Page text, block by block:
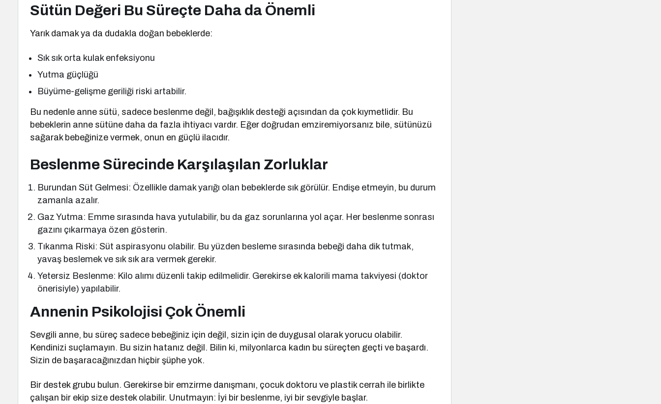
Sütün Değeri Bu Süreçte Daha da Önemli
Yarık damak ya da dudakla doğan bebeklerde:
Sık sık orta kulak enfeksiyonu
Yutma güçlüğü
Büyüme-gelişme geriliği riski artabilir.
Bu nedenle anne sütü, sadece beslenme değil, bağışıklık desteği açısından da çok kıymetlidir. Bu
bebeklerin anne sütüne daha da fazla ihtiyacı vardır. Eğer doğrudan emziremiyorsanız bile, sütünüzü
sağarak bebeğinize vermek, onun en güçlü ilacıdır.
Beslenme Sürecinde Karşılaşılan Zorluklar
Burundan Süt Gelmesi: Özellikle damak yarığı olan bebeklerde sık görülür. Endişe etmeyin, bu durum
zamanla azalır.
Gaz Yutma: Emme sırasında hava yutulabilir, bu da gaz sorunlarına yol açar. Her beslenme sonrası
gazını çıkarmaya özen gösterin.
Tıkanma Riski: Süt aspirasyonu olabilir. Bu yüzden besleme sırasında bebeği daha dik tutmak,
yavaş beslemek ve sık sık ara vermek gerekir.
Yetersiz Beslenme: Kilo alımı düzenli takip edilmelidir. Gerekirse ek kalorili mama takviyesi (doktor
önerisiyle) yapılabilir.
Annenin Psikolojisi Çok Önemli
Sevgili anne, bu süreç sadece bebeğiniz için değil, sizin için de duygusal olarak yorucu olabilir.
Kendinizi suçlamayın. Bu sizin hatanız değil. Bilin ki, milyonlarca kadın bu süreçten geçti ve başardı.
Sizin de başaracağınızdan hiçbir şüphe yok.
Bir destek grubu bulun. Gerekirse bir emzirme danışmanı, çocuk doktoru ve plastik cerrah ile birlikte
çalışan bir ekip size destek olabilir. Unutmayın: İyi bir beslenme, iyi bir sevgiyle başlar.